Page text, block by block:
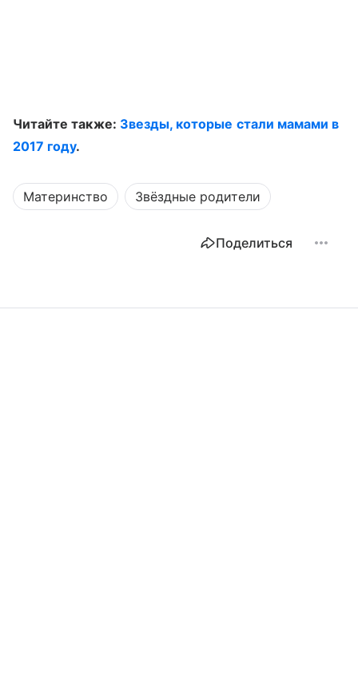
Читайте также: Звезды, которые стали мамами в
2017 году.
Материнство Звёздные родители
Поделиться